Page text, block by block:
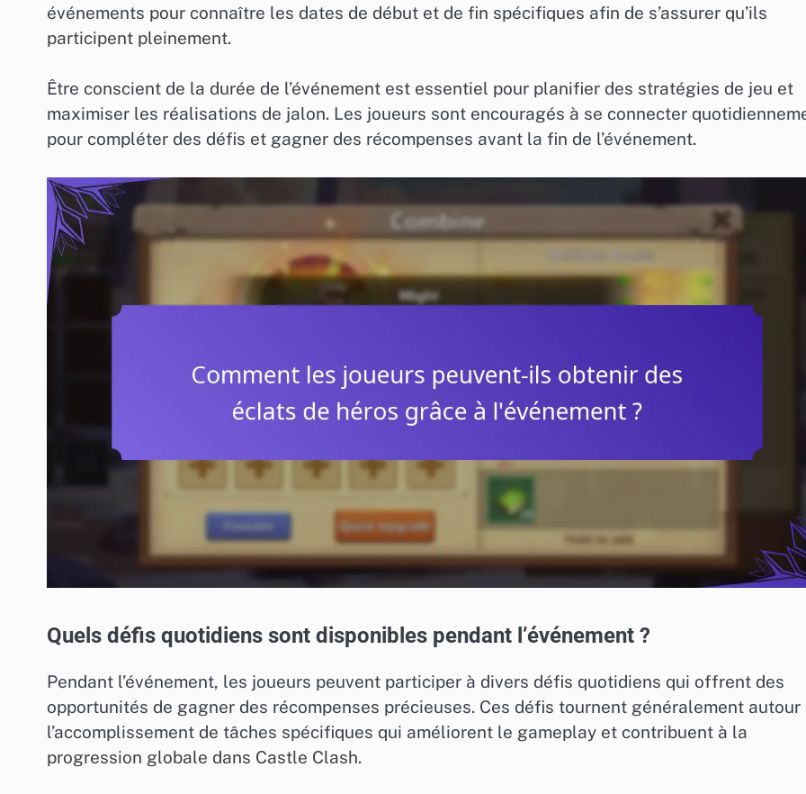
événements pour connaître les dates de début et de fin spécifiques afin de s’assurer qu’ils
participent pleinement.
Être conscient de la durée de l’événement est essentiel pour planifier des stratégies de jeu et
maximiser les réalisations de jalon. Les joueurs sont encouragés à se connecter
pour compléter des défis et gagner des récompenses avant la fin de l’événement.
Quels défis quotidiens sont disponibles pendant l’événement ?
Pendant l’événement, les joueurs peuvent participer à divers défis quotidiens qui offrent des
opportunités de gagner des récompenses précieuses. Ces défis tournent généralement autour
l’accomplissement de tâches spécifiques qui améliorent le gameplay et contribuent à la
progression globale dans Castle Clash.